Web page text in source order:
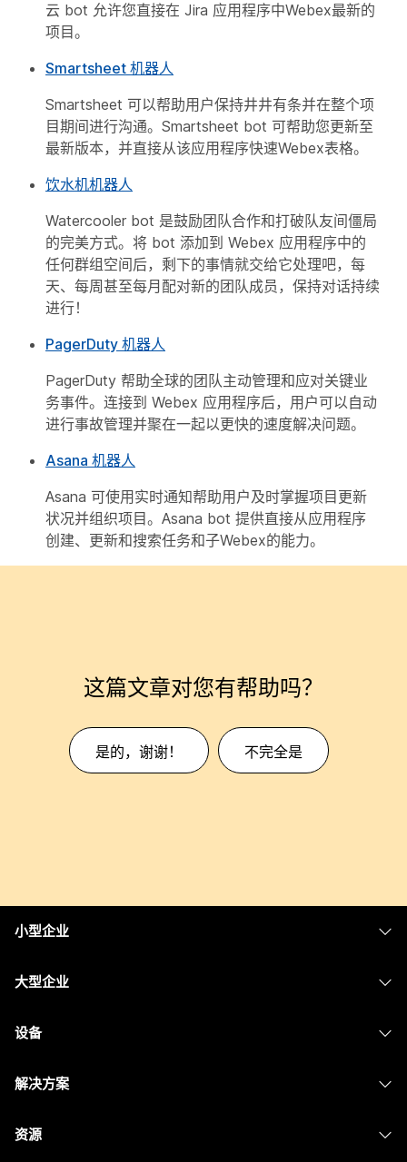
云 bot 允许您直接在 Jira 应用程序中Webex最新的
项目。
Smartsheet 机器人
Smartsheet 可以帮助用户保持井井有条并在整个项
目期间进行沟通。Smartsheet bot 可帮助您更新至
最新版本，并直接从该应用程序快速Webex表格。
饮水机机器人
Watercooler bot 是鼓励团队合作和打破队友间僵局
的完美方式。将 bot 添加到 Webex 应用程序中的
任何群组空间后，剩下的事情就交给它处理吧，每
天、每周甚至每月配对新的团队成员，保持对话持续
进行！
PagerDuty 机器人
PagerDuty 帮助全球的团队主动管理和应对关键业
务事件。连接到 Webex 应用程序后，用户可以自动
进行事故管理并聚在一起以更快的速度解决问题。
Asana 机器人
Asana 可使用实时通知帮助用户及时掌握项目更新
状况并组织项目。Asana bot 提供直接从应用程序
创建、更新和搜索任务和子Webex的能力。
这篇文章对您有帮助吗？
是的，谢谢！ 不完全是
小型企业
大型企业
设备
解决方案
资源